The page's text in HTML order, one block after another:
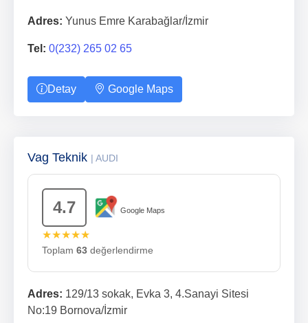
Adres: Yunus Emre Karabağlar/İzmir
Tel: 0(232) 265 02 65
Detay Google Maps
Vag Teknik | AUDI
4.7 Google Maps
★★★★★
Toplam 63 değerlendirme
Adres: 129/13 sokak, Evka 3, 4.Sanayi Sitesi
No:19 Bornova/İzmir